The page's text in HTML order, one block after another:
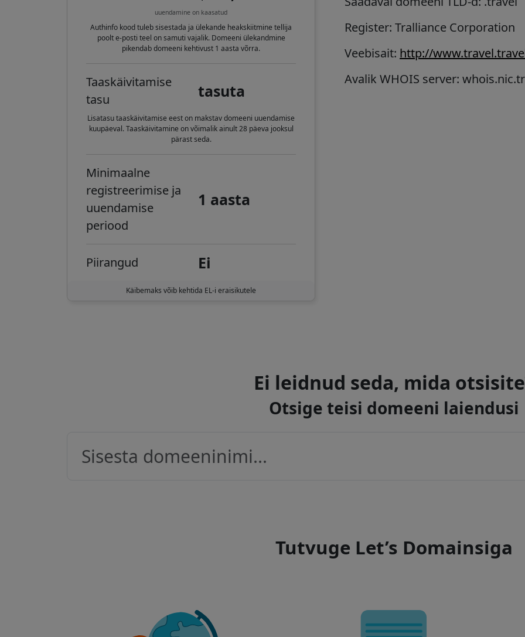
uuendamine on kaasatud
Authinfo kood tuleb sisestada ja ülekande heakskiitmine tellija
poolt e-posti teel on samuti vajalik. Domeeni ülekandmine
pikendab domeeni kehtivust 1 aasta võrra.
Taaskäivitamise
tasu
tasuta
Lisatasu taaskäivitamise eest on makstav domeeni uuendamise
kuupäeval. Taaskäivitamine on võimalik ainult 28 päeva jooksul
pärast seda.
Minimaalne
registreerimise ja
uuendamise
periood
1 aasta
Piirangud Ei
Käibemaks võib kehtida EL-i eraisikutele
Register: Tralliance Corporation
Veebisait: http://
Avalik WHOIS server:
Ei leidnud seda, mida
Otsige teisi domeeni laiendusi